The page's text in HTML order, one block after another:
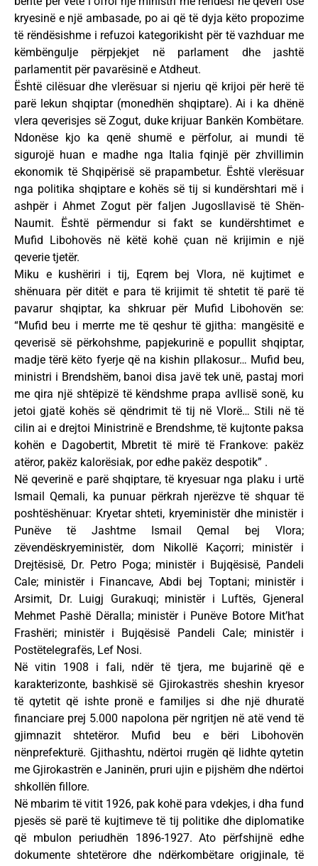
kryesinë e një ambasade, po ai që të dyja këto propozime
të rëndësishme i refuzoi kategorikisht për të vazhduar me
këmbëngulje përpjekjet në parlament dhe jashtë
parlamentit për pavarësinë e Atdheut.
Është cilësuar dhe vlerësuar si njeriu që krijoi për herë të
parë lekun shqiptar (monedhën shqiptare). Ai i ka dhënë
vlera qeverisjes së Zogut, duke krijuar Bankën Kombëtare.
Ndonëse kjo ka qenë shumë e përfolur, ai mundi të
sigurojë huan e madhe nga Italia fqinjë për zhvillimin
ekonomik të Shqipërisë së prapambetur. Është vlerësuar
nga politika shqiptare e kohës së tij si kundërshtari më i
ashpër i Ahmet Zogut për faljen Jugosllavisë të Shën-
Naumit. Është përmendur si fakt se kundërshtimet e
Mufid Libohovës në këtë kohë çuan në krijimin e një
qeverie tjetër.
Miku e kushëriri i tij, Eqrem bej Vlora, në kujtimet e
shënuara për ditët e para të krijimit të shtetit të parë të
pavarur shqiptar, ka shkruar për Mufid Libohovën se:
“Mufid beu i merrte me të qeshur të gjitha: mangësitë e
qeverisë së përkohshme, papjekurinë e popullit shqiptar,
madje tërë këto fyerje që na kishin pllakosur… Mufid beu,
ministri i Brendshëm, banoi disa javë tek unë, pastaj mori
me qira një shtëpizë të këndshme prapa avllisë sonë, ku
jetoi gjatë kohës së qëndrimit të tij në Vlorë… Stili në të
cilin ai e drejtoi Ministrinë e Brendshme, të kujtonte paksa
kohën e Dagobertit, Mbretit të mirë të Frankove: pakëz
atëror, pakëz kalorësiak, por edhe pakëz despotik” .
Në qeverinë e parë shqiptare, të kryesuar nga plaku i urtë
Ismail Qemali, ka punuar përkrah njerëzve të shquar të
poshtëshënuar: Kryetar shteti, kryeministër dhe ministër i
Punëve të Jashtme Ismail Qemal bej Vlora;
zëvendëskryeministër, dom Nikollë Kaçorri; ministër i
Drejtësisë, Dr. Petro Poga; ministër i Bujqësisë, Pandeli
Cale; ministër i Financave, Abdi bej Toptani; ministër i
Arsimit, Dr. Luigj Gurakuqi; ministër i Luftës, Gjeneral
Mehmet Pashë Dëralla; ministër i Punëve Botore Mit’hat
Frashëri; ministër i Bujqësisë Pandeli Cale; ministër i
Postëtelegrafës, Lef Nosi.
Në vitin 1908 i fali, ndër të tjera, me bujarinë që e
karakterizonte, bashkisë së Gjirokastrës sheshin kryesor
të qytetit që ishte pronë e familjes si dhe një dhuratë
financiare prej 5.000 napolona për ngritjen në atë vend të
gjimnazit shtetëror. Mufid beu e bëri Libohovën
nënprefekturë. Gjithashtu, ndërtoi rrugën që lidhte qytetin
me Gjirokastrën e Janinën, pruri ujin e pijshëm dhe ndërtoi
shkollën fillore.
Në mbarim të vitit 1926, pak kohë para vdekjes, i dha fund
pjesës së parë të kujtimeve të tij politike dhe diplomatike
që mbulon periudhën 1896-1927. Ato përfshijnë edhe
dokumente shtetërore dhe ndërkombëtare origjinale, të